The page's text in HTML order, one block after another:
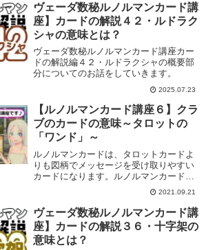
ヴェーダ数秘ルノルマンカード講
座】カードの解説４２・ルドラク
シャの意味とは？
ヴェーダ数秘ルノルマンカード講座カー
ドの解説編４２・ルドラクシャの概要部
分についてのお話をしていきます。
2025.07.23
【ルノルマンカード講座６】クラ
ブのカードの意味～タロットの
「ワンド」～
ルノルマンカードは、タロットカードよ
りも図柄でメッセージを受け取りやすい
カードになります。ルノルマンカードを
マスターし、タロットリーディング力を
あげませんか？ルノルマンカード講座６
回目です。
2021.09.21
ヴェーダ数秘ルノルマンカード講
座】カードの解説３６・十字架の
意味とは？